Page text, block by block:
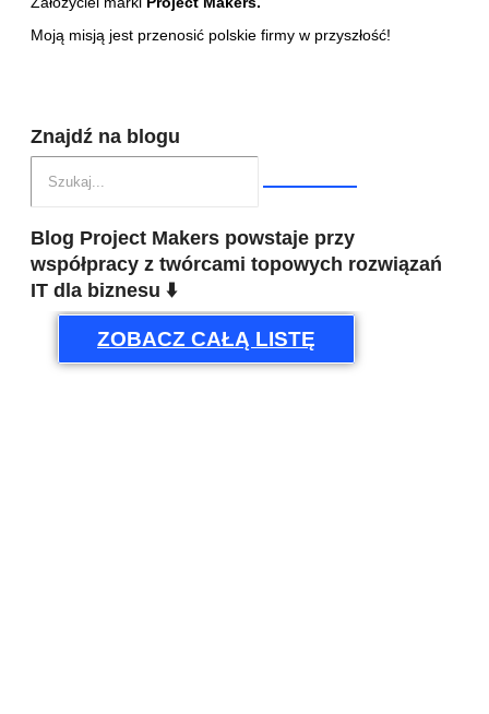
Moją misją jest przenosić polskie firmy w przyszłość!
Znajdź na blogu
Blog Project Makers powstaje przy
współpracy z twórcami topowych rozwiązań
IT dla biznesu ⬇️
ZOBACZ CAŁĄ LISTĘ